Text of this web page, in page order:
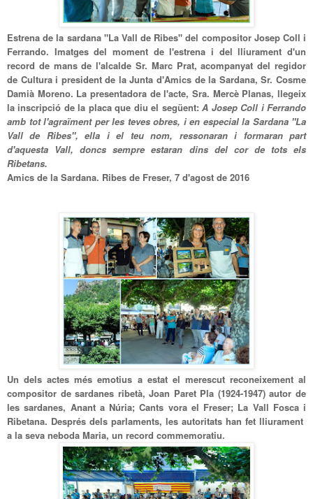
Estrena de la sardana "La Vall de Ribes" del compositor Josep Coll i
Ferrando. Imatges del moment de l'estrena i del lliurament d'un
record de mans de l'alcalde Sr. Marc Prat, acompanyat del regidor
de Cultura i president de la Junta d'Amics de la Sardana, Sr. Cosme
Damià Moreno. La presentadora de l'acte, Sra. Mercè Planas, llegeix
la inscripció de la placa que diu el següent: A Josep Coll i Ferrando
amb tot l'agraïment per les teves obres, i en especial la Sardana "La
Vall de Ribes", ella i el teu nom, ressonaran i formaran part
d'aquesta Vall, doncs sempre estaran dins del cor detots els
Ribetans.
Amics de la Sardana. Ribes de Freser, 7 d'agost de 2016
Un dels actes més emotius a estat el merescut reconeixement al
compositor de sardanes ribetà, Joan Paret Pla (1924-1947) autor de
les sardanes, Anant a Núria; Cants vora el Freser; La Vall Fosca i
Ribetana. Després dels parlaments, les autoritats han fet lliurament
a la seva neboda Maria, un record commemoratiu.